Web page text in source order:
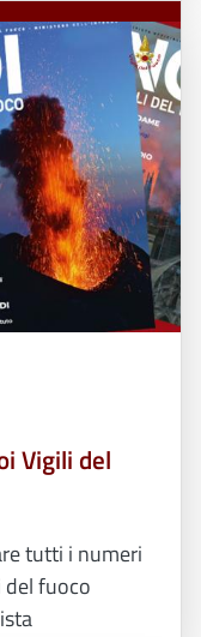
Vigili del
tutti i numeri
fuoco